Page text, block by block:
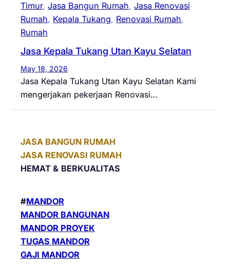
Timur, Jasa Bangun Rumah, Jasa Renovasi
Rumah, Kepala Tukang, Renovasi Rumah
Rumah
Jasa Kepala Tukang Utan Kayu Selatan
May 18, 2026
Jasa Kepala Tukang Utan Kayu Selatan Kami
mengerjakan pekerjaan Renovasi…
JASA BANGUN RUMAH
JASA RENOVASI RUMAH
HEMAT & BERKUALITAS
#MANDOR
MANDOR BANGUNAN
MANDOR PROYEK
TUGAS MANDOR
GAJI MANDOR